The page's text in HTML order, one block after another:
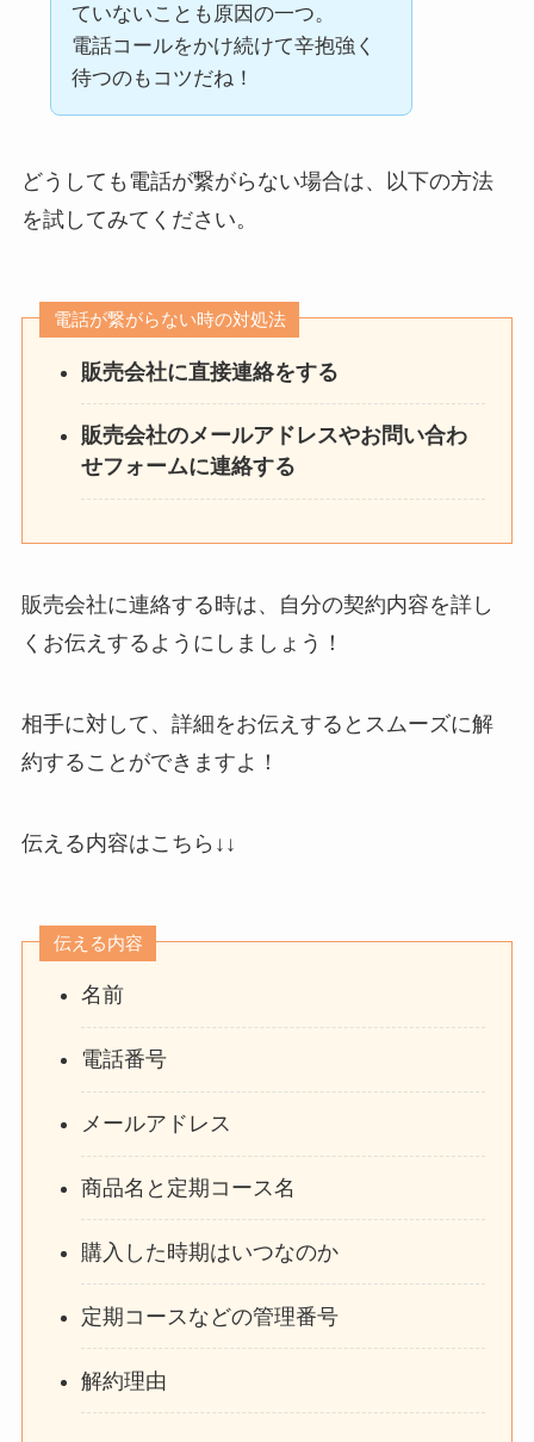
ていないことも原因の一つ。
電話コールをかけ続けて辛抱強く
待つのもコツだね！
どうしても電話が繋がらない場合は、以下の方法
を試してみてください。
電話が繋がらない時の対処法
販売会社に直接連絡をする
販売会社のメールアドレスやお問い合わ
せフォームに連絡する
販売会社に連絡する時は、自分の契約内容を詳し
くお伝えするようにしましょう！
相手に対して、詳細をお伝えするとスムーズに解
約することができますよ！
伝える内容はこちら↓↓
伝える内容
名前
電話番号
メールアドレス
商品名と定期コース名
購入した時期はいつなのか
定期コースなどの管理番号
解約理由